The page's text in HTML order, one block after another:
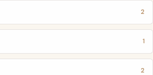
2
1
2